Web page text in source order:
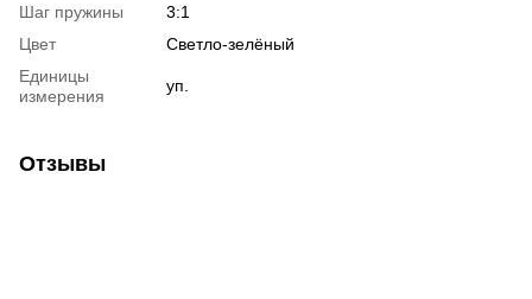
Шаг пружины
3:1
Цвет
Светло-зелёный
Единицы
измерения
уп.
Отзывы